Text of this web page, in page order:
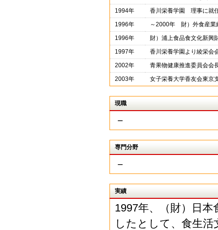
1994年
香川栄養学園 理事に就
1996年
～2000年 財）外食産業
1996年
財）浦上食品食文化新興
1997年
香川栄養学園より綾栄会
2002年
青果物健康推進委員会会
2003年
女子栄養大学香友会東京
現職
－
専門分野
－
実績
1997年、（財）日
したとして、食生活